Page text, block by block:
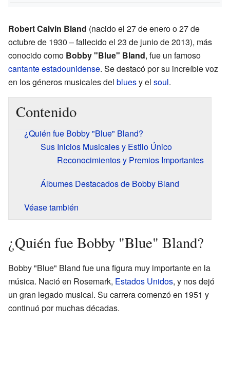
Robert Calvin Bland (nacido el 27 de enero o 27 de
octubre de 1930 – fallecido el 23 de junio de 2013), más
conocido como Bobby "Blue" Bland, fue un famoso
cantanteestadounidense. Se destacó por su increíble voz
en los géneros musicales del bluesy el soul.
Contenido
¿Quién fue Bobby "Blue" Bland?
Sus Inicios Musicales y Estilo Único
Reconocimientos y Premios Importantes
Álbumes Destacados de Bobby Bland
Véase también
¿Quién fue Bobby "Blue" Bland?
Bobby "Blue" Bland fue una figura muy importante en la
música. Nació en Rosemark, Estados Unidos, y nos dejó
un gran legado musical. Su carrera comenzó en 1951 y
continuó por muchas décadas.